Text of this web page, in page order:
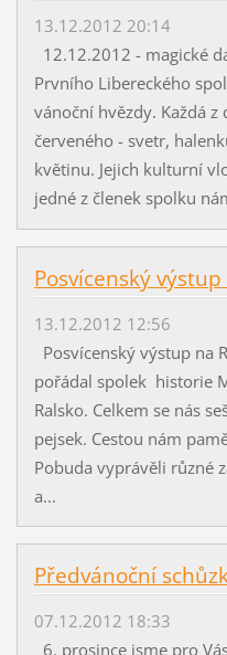
13.12.2012 20:14
12.12.2012 - magické
Prvního Libereckého
vánoční hvězdy. Každá z
červeného - svetr,
květinu. Jejich kulturní
jedné z členek spolku
Posvícenský
13.12.2012 12:56
Posvícenský výstup na
pořádal spolek historie
Ralsko. Celkem se nás
pejsek. Cestou nám
Pobuda vyprávěli různé
a...
Předvánoční
07.12.2012 18:33
6. prosince jsme pro